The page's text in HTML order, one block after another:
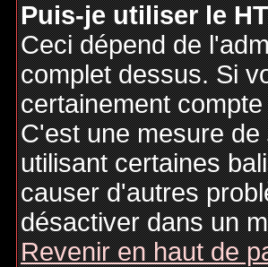
Puis-je utiliser le
Ceci dépend de
complet dessus. Si
certainement
C'est une mesure de
utilisant certaines
causer d'autres
désactiver dans un
Revenir en haut de